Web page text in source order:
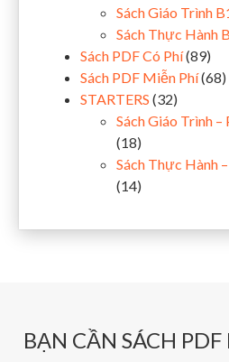
Sách Giáo Trình
Sách Thực Hành
Sách PDF Có Phí(89)
Sách PDF Miễn Phí(68)
STARTERS (32)
Sách Giáo Trình –
(18)
Sách Thực Hành
(14)
BẠN CẦN SÁCH PDF